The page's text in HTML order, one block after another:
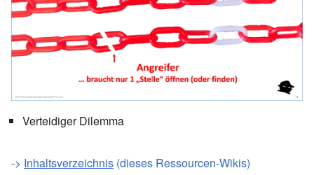
Verteidiger Dilemma
-> Inhaltsverzeichnis (dieses Ressourcen-Wikis)